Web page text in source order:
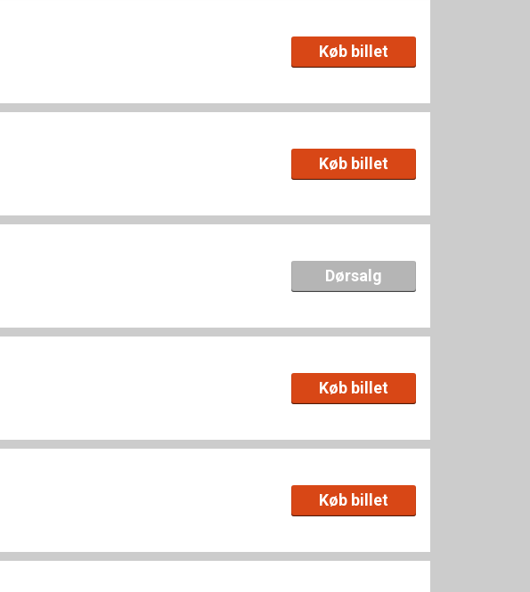
Køb billet
Køb billet
Dørsalg
Køb billet
Køb billet